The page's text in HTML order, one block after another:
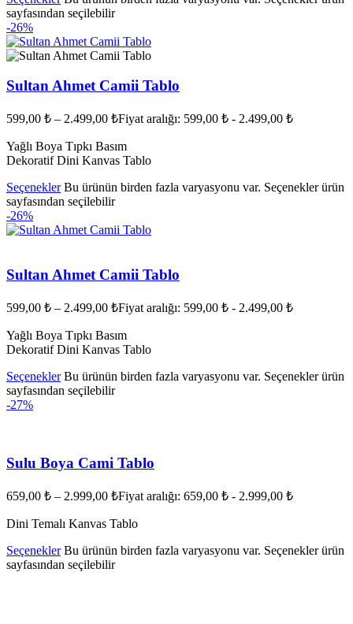
sayfasından seçilebilir
-26%
Sultan Ahmet Camii Tablo
599,00 ₺ – 2.499,00 ₺Fiyat aralığı: 599,00 ₺ - 2.499,00 ₺
Yağlı Boya Tıpkı Basım
Dekoratif Dini Kanvas Tablo
Seçenekler Bu ürünün birden fazla varyasyonu var. Seçenekler ürün
sayfasından seçilebilir
-26%
Sultan Ahmet Camii Tablo
599,00 ₺ – 2.499,00 ₺Fiyat aralığı: 599,00 ₺ - 2.499,00 ₺
Yağlı Boya Tıpkı Basım
Dekoratif Dini Kanvas Tablo
Seçenekler Bu ürünün birden fazla varyasyonu var. Seçenekler ürün
sayfasından seçilebilir
-27%
Sulu Boya Cami Tablo
659,00 ₺ – 2.999,00 ₺Fiyat aralığı: 659,00 ₺ - 2.999,00 ₺
Dini Temalı Kanvas Tablo
Seçenekler Bu ürünün birden fazla varyasyonu var. Seçenekler ürün
sayfasından seçilebilir